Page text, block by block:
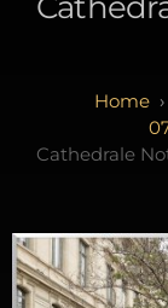
Cathedrale